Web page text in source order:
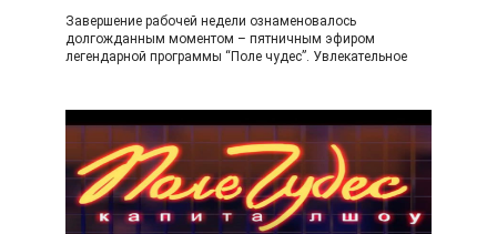
Завершение рабочей недели ознаменовалось
долгожданным моментом – пятничным эфиром
легендарной программы “Поле чудес”. Увлекательное